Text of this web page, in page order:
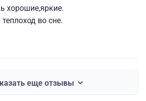
хорошие,яркие.
во сне.
еще отзывы